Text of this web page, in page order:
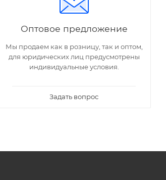
Оптовое предложение
Мы продаем как в розницу, так и оптом,
для юридических лиц предусмотрены
индивидуальные условия.
Задать вопрос